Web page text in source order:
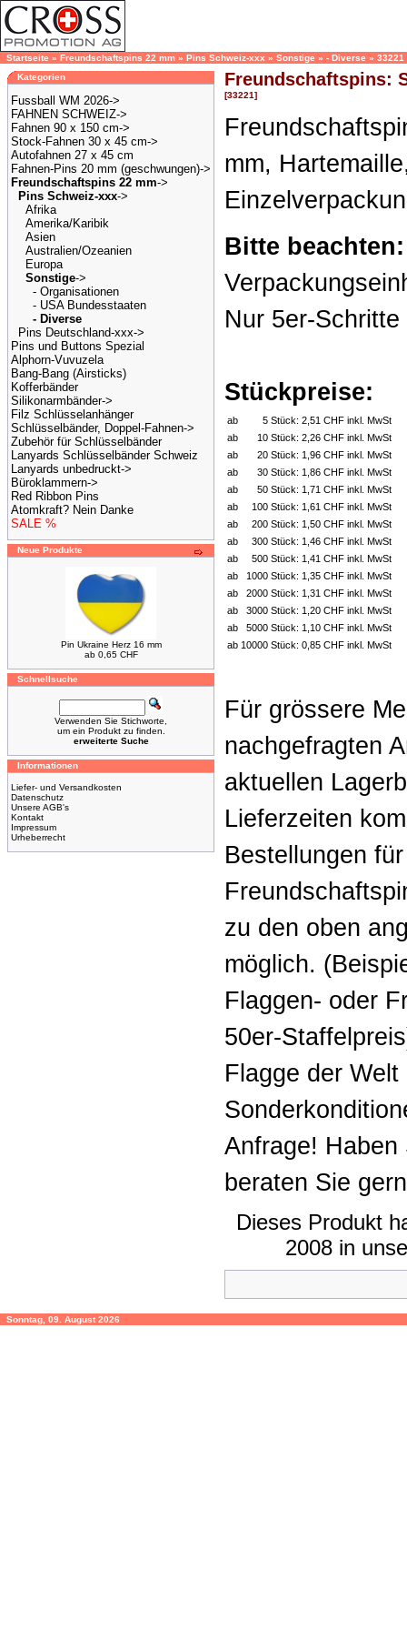
Startseite » Freundschaftspins 22 mm » Pins Schweiz-xxx » Sonstige » - Diverse » 33221
Kategorien
Fussball WM 2026->
FAHNEN SCHWEIZ->
Fahnen 90 x 150 cm->
Stock-Fahnen 30 x 45 cm->
Autofahnen 27 x 45 cm
Fahnen-Pins 20 mm (geschwungen)->
Freundschaftspins 22 mm->
Pins Schweiz-xxx->
Afrika
Amerika/Karibik
Asien
Australien/Ozeanien
Europa
Sonstige->
- Organisationen
- USA Bundesstaaten
- Diverse
Pins Deutschland-xxx->
Pins und Buttons Spezial
Alphorn-Vuvuzela
Bang-Bang (Airsticks)
Kofferbänder
Silikonarmbänder->
Filz Schlüsselanhänger
Schlüsselbänder, Doppel-Fahnen->
Zubehör für Schlüsselbänder
Lanyards Schlüsselbänder Schweiz
Lanyards unbedruckt->
Büroklammern->
Red Ribbon Pins
Atomkraft? Nein Danke
SALE %
Neue Produkte
Pin Ukraine Herz 16 mm
ab 0,65 CHF
Schnellsuche
Verwenden Sie Stichworte,
um ein Produkt zu finden.
erweiterte Suche
Informationen
Liefer- und Versandkosten
Datenschutz
Unsere AGB's
Kontakt
Impressum
Urheberrecht
Freundschaftspins:
[33221]
mm,
Bitte beachten:
Nur 5er-
Stückpreise:
ab 5 Stück: 2,51 CHF inkl. MwSt
ab
10 Stück: 2,26 CHF inkl. MwSt
ab
20 Stück: 1,96 CHF inkl. MwSt
ab
30 Stück: 1,86 CHF inkl. MwSt
ab
50 Stück: 1,71 CHF inkl. MwSt
ab
100 Stück: 1,61 CHF inkl. MwSt
ab
200 Stück: 1,50 CHF inkl. MwSt
ab
300 Stück: 1,46 CHF inkl. MwSt
ab
500 Stück: 1,41 CHF inkl. MwSt
ab
1000 Stück: 1,35 CHF inkl. MwSt
ab
2000 Stück: 1,31 CHF inkl. MwSt
ab
3000 Stück: 1,20 CHF inkl. MwSt
ab
5000 Stück: 1,10 CHF inkl. MwSt
ab 10000 Stück: 0,85 CHF inkl. MwSt
Für grössere
nachgefragten
aktuellen
Lieferzeiten
Bestellungen
zu den oben
möglich.
Flaggen- oder
50er-
Flagge der
Anfrage!
beraten Sie
Dieses Produkt
2008 in
Sonntag, 09. August 2026